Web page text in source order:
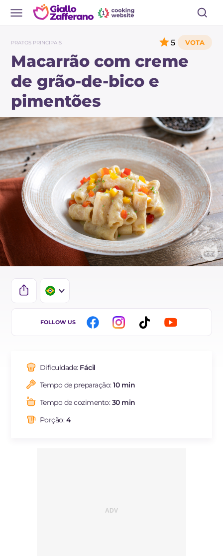
PRATOS PRINCIPAIS
Macarrão com creme
de grão-de-bico e
pimentões
5
IT
ES
FR
NL
FOLLOW US
Dificuldade: Fácil
Tempo de preparação:10 min
Tempo de cozimento:30 min
Porção:4